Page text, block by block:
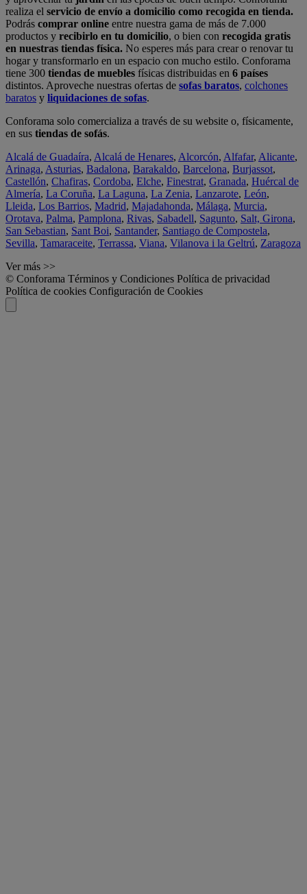
realiza el servicio de envío a domicilio como recogida en tienda.
Podrás comprar online entre nuestra gama de más de 7.000
productos y recibirlo en tu domicilio, o bien con recogida gratis
en nuestras tiendas física. No esperes más para crear o renovar tu
hogar y transformarlo en un espacio con mucho estilo. Conforama
tiene 300 tiendas de muebles físicas distribuidas en 6 países
distintos. Aproveche nuestras ofertas de sofas baratos, colchones
baratos y liquidaciones de sofas.
Conforama solo comercializa a través de su website o, físicamente,
en sus tiendas de sofás.
Alcalá de Guadaíra, Alcalá de Henares, Alcorcón, Alfafar, Alicante,
Arinaga, Asturias, Badalona, Barakaldo, Barcelona, Burjassot,
Castellón, Chafiras, Cordoba, Elche, Finestrat, Granada, Huércal de
Almería, La Coruña, La Laguna, La Zenia, Lanzarote, León,
Lleida, Los Barrios, Madrid, Majadahonda, Málaga, Murcia,
Orotava, Palma, Pamplona, Rivas, Sabadell, Sagunto, Salt, Girona,
San Sebastian, Sant Boi, Santander, Santiago de Compostela,
Sevilla, Tamaraceite, Terrassa, Viana, Vilanova i la Geltrú, Zaragoza
Ver más >>
© Conforama Términos y Condiciones Política de privacidad
Política de cookies Configuración de Cookies